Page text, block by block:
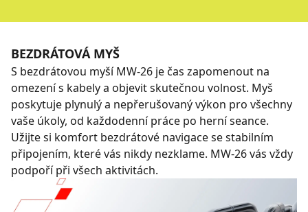
BEZDRÁTOVÁ MYŠ
S bezdrátovou myší MW-26 je čas zapomenout na
omezení s kabely a objevit skutečnou volnost. Myš
poskytuje plynulý a nepřerušovaný výkon pro všechny
vaše úkoly, od každodenní práce po herní seance.
Užijte si komfort bezdrátové navigace se stabilním
připojením, které vás nikdy nezklame. MW-26 vás vždy
podpoří při všech aktivitách.